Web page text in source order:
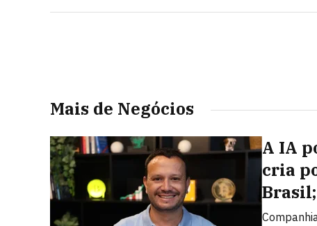
Mais de Negócios
A IA
cria